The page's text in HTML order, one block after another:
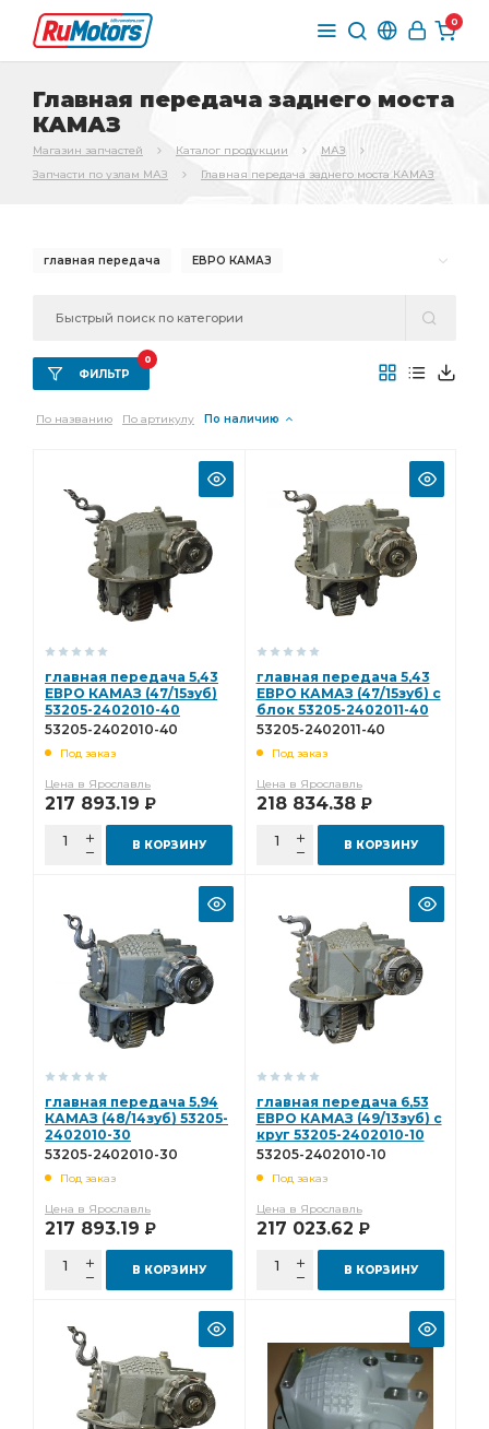
0
Главная передача заднего моста
КАМАЗ
Магазин запчастей Каталог продукции
МАЗ
Запчасти по узлам МАЗ
Главная передача заднего моста КАМАЗ
главная передача ЕВРО КАМАЗ
ФИЛЬТР
0
По названию По артикулу По наличию
главная передача 5,43
ЕВРО КАМАЗ (47/15зуб)
53205-2402010-40
53205-2402010-40
Под заказ
Цена в Ярославль
217 893.19 Р
В КОРЗИНУ
главная передача 5,43
ЕВРО КАМАЗ (47/15зуб) с
блок 53205-2402011-40
53205-2402011-40
Под заказ
Цена в Ярославль
218 834.38 Р
В КОРЗИНУ
главная передача 5,94
КАМАЗ (48/14зуб) 53205-
2402010-30
53205-2402010-30
Под заказ
Цена в Ярославль
217 893.19 Р
В КОРЗИНУ
главная передача 6,53
ЕВРО КАМАЗ (49/13зуб) с
круг 53205-2402010-10
53205-2402010-10
Под заказ
Цена в Ярославль
217 023.62 Р
В КОРЗИНУ